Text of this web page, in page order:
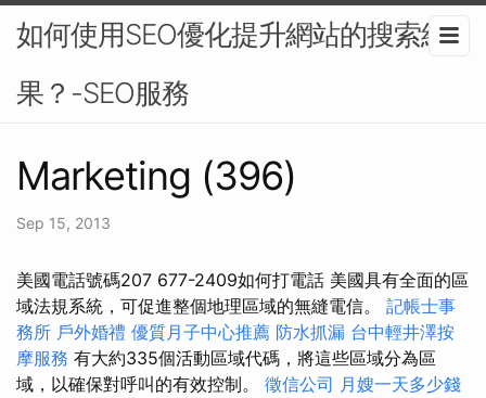
如何使用SEO優化提升網站的搜索結
果？-SEO服務
Marketing (396)
Sep 15, 2013
美國電話號碼207 677-2409如何打電話 美國具有全面的區
域法規系統，可促進整個地理區域的無縫電信。 記帳士事
務所 戶外婚禮 優質月子中心推薦 防水抓漏 台中輕井澤按
摩服務 有大約335個活動區域代碼，將這些區域分為區
域，以確保對呼叫的有效控制。 徵信公司 月嫂一天多少錢